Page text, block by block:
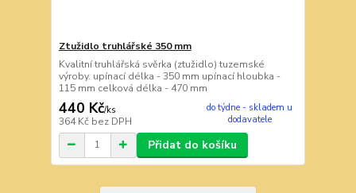
Ztužidlo truhlářské 350 mm
Kvalitní truhlářská svěrka (ztužidlo) tuzemské
výroby. upínací délka - 350 mm upínací hloubka -
115 mm celková délka - 470 mm
440 Kč/ks
364 Kč bez DPH
do týdne - skladem u
dodavatele
Přidat do košíku